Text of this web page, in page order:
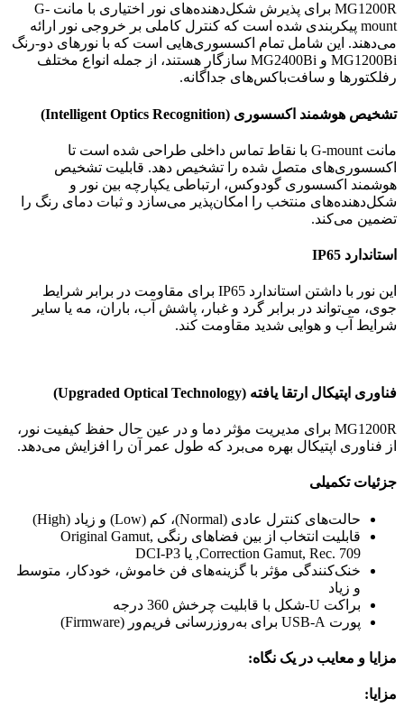
MG1200R برای پذیرش شکل‌دهنده‌های نور اختیاری با مانت G-
mount پیکربندی شده است که کنترل کاملی بر خروجی نور ارائه
می‌دهند. این شامل تمام اکسسوری‌هایی است که با نورهای دو-رنگ
MG1200Bi و MG2400Bi سازگار هستند، از جمله انواع مختلف
رفلکتورها و سافت‌باکس‌های جداگانه.
تشخیص هوشمند اکسسوری (Intelligent Optics Recognition)
مانت G-mount با نقاط تماس داخلی طراحی شده است تا
اکسسوری‌های متصل شده را تشخیص دهد. قابلیت تشخیص
هوشمند اکسسوری گودوکس، ارتباطی یکپارچه بین نور و
شکل‌دهنده‌های منتخب را امکان‌پذیر می‌سازد و ثبات دمای رنگ را
تضمین می‌کند.
استاندارد IP65
این نور با داشتن استاندارد IP65 برای مقاومت در برابر شرایط
جوی، می‌تواند در برابر گرد و غبار، پاشش آب، باران، مه یا سایر
شرایط آب و هوایی شدید مقاومت کند.
فناوری اپتیکال ارتقا یافته (Upgraded Optical Technology)
MG1200R برای مدیریت مؤثر دما و در عین حال حفظ کیفیت نور،
از فناوری اپتیکال بهره می‌برد که طول عمر آن را افزایش می‌دهد.
جزئیات تکمیلی
حالت‌های کنترل عادی (Normal)، کم (Low) و زیاد (High)
قابلیت انتخاب از بین فضاهای رنگی Original Gamut,
Correction Gamut, Rec. 709, یا DCI-P3
خنک‌کنندگی مؤثر با گزینه‌های فن خاموش، خودکار، متوسط
و زیاد
براکت U-شکل با قابلیت چرخش 360 درجه
پورت USB-A برای به‌روزرسانی فریم‌ور (Firmware)
مزایا و معایب در یک نگاه:
مزایا: